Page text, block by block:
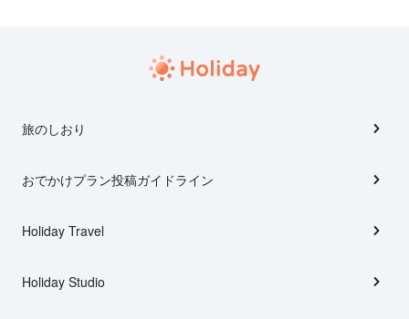
旅のしおり
おでかけプラン投稿ガイドライン
Holiday Travel
Holiday Studio